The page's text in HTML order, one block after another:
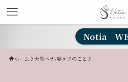
Notia
ホーム 天然ヘナ/髪ケアのこと